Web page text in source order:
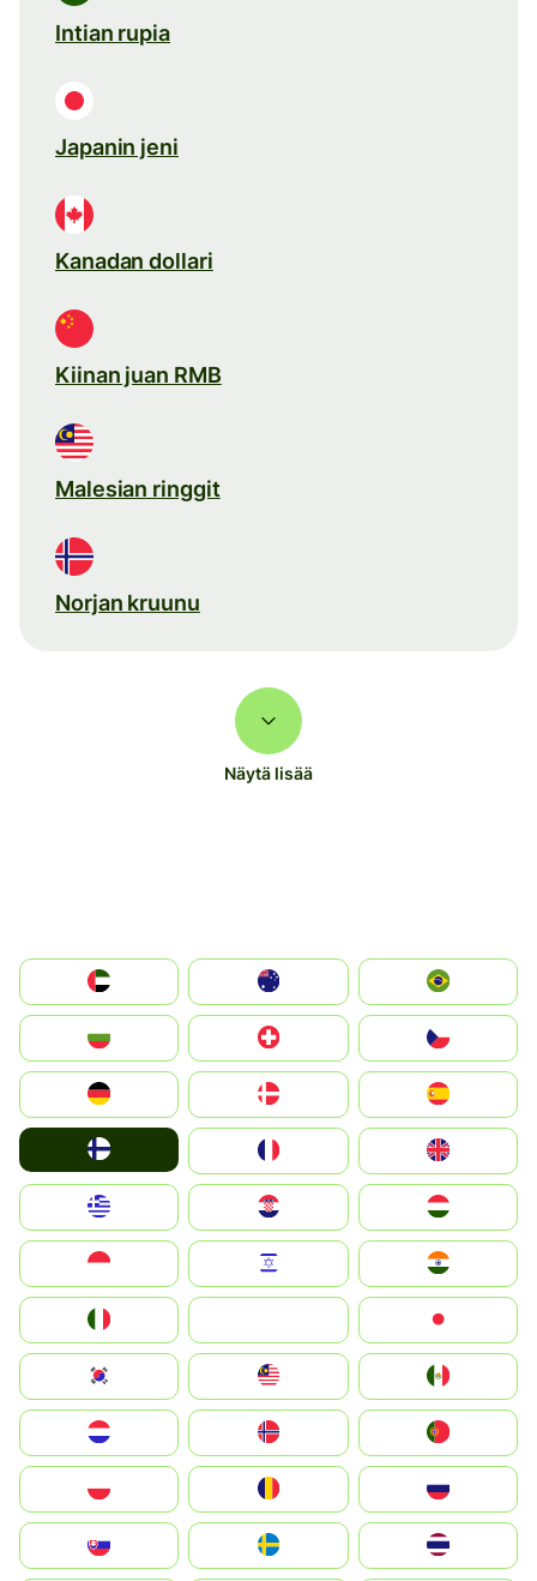
Intian rupia
Japanin jeni
Kanadan dollari
Kiinan juan RMB
Malesian ringgit
Norjan kruunu
Näytä lisää
الإمارات العربية المتحدة
Switzerland
Deutschland
United Kingdom
Magyarország
South Korea